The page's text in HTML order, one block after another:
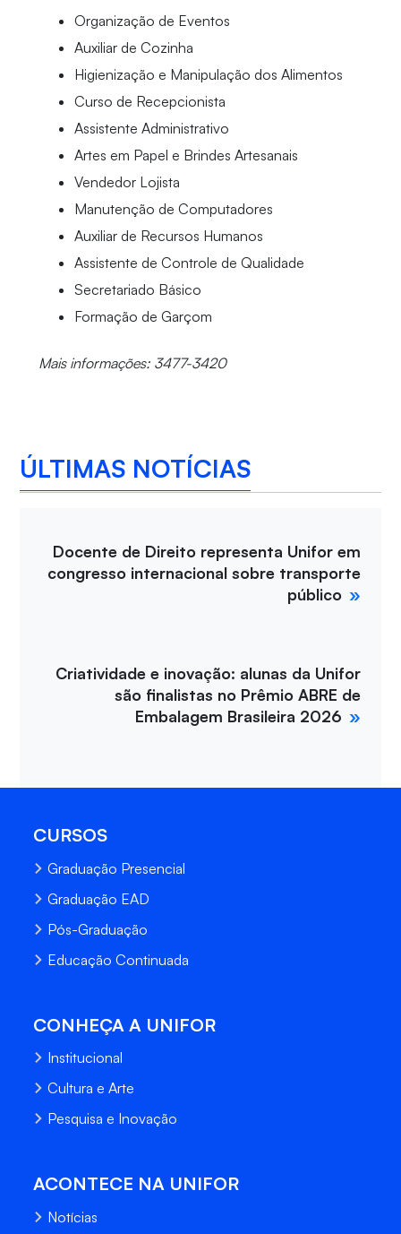
Organização de Eventos
Auxiliar de Cozinha
Higienização e Manipulação dos Alimentos
Curso de Recepcionista
Assistente Administrativo
Artes em Papel e Brindes Artesanais
Vendedor Lojista
Manutenção de Computadores
Auxiliar de Recursos Humanos
Assistente de Controle de Qualidade
Secretariado Básico
Formação de Garçom
Mais informações: 3477-3420
ÚLTIMAS NOTÍCIAS
Docente de Direito representa Unifor em
congresso internacional sobre transporte
público
Criatividade e inovação: alunas da Unifor
são finalistas no Prêmio ABRE de
Embalagem Brasileira 2026
CURSOS
Graduação Presencial
Graduação EAD
Pós-Graduação
Educação Continuada
CONHEÇA A UNIFOR
Institucional
Cultura e Arte
Pesquisa e Inovação
ACONTECE NA UNIFOR
Notícias